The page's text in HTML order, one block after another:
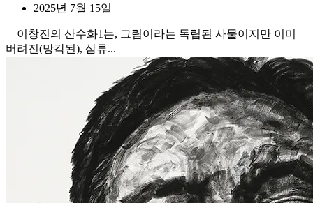
2025년 7월 15일
이창진의 산수화1는, 그림이라는 독립된 사물이지만 이미
버려진(망각된), 삼류...